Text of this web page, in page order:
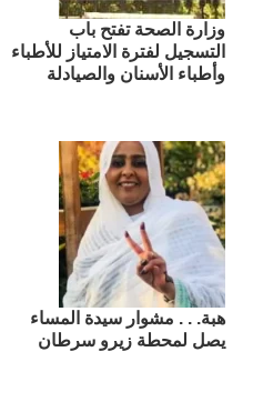
وزارة الصحة تفتح باب
التسجيل لفترة الامتياز للأطباء
وأطباء الأسنان والصيادلة
هبة. . . مشوار سيدة المساء
يصل لمحطة زيرو سرطان